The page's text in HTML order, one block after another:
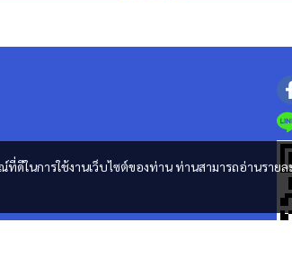
ในการใช้งานเว็บไซต์ของท่าน ท่านสามารถอ่านรายล